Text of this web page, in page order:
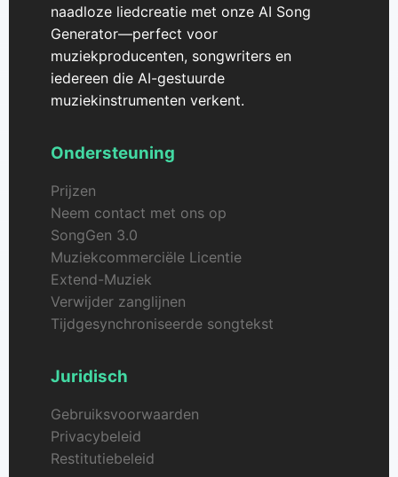
naadloze liedcreatie met onze AI Song
Generator—perfect voor
muziekproducenten, songwriters en
iedereen die AI-gestuurde
muziekinstrumenten verkent.
Ondersteuning
Prijzen
Neem contact met ons op
SongGen 3.0
Muziekcommerciële Licentie
Extend-Muziek
Verwijder zanglijnen
Tijdgesynchroniseerde songtekst
Juridisch
Gebruiksvoorwaarden
Privacybeleid
Restitutiebeleid